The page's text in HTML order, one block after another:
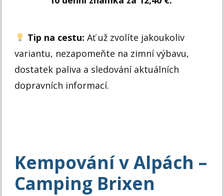
Tip na cestu: Ať už zvolíte jakoukoliv
variantu, nezapomeňte na zimní výbavu,
dostatek paliva a sledování aktuálních
dopravních informací.
Kempování v Alpách –
Camping Brixen